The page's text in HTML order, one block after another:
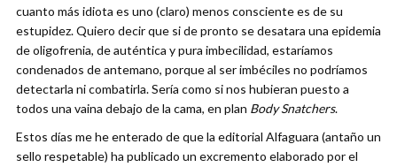
cuanto más idiota es uno (claro) menos consciente es de su
estupidez. Quiero decir que si de pronto se desatara una epidemia
de oligofrenia, de auténtica y pura imbecilidad, estaríamos
condenados de antemano, porque al ser imbéciles no podríamos
detectarla ni combatirla. Sería como si nos hubieran puesto a
todos una vaina debajo de la cama, en plan Body Snatchers.
Estos días me he enterado de que la editorial Alfaguara (antaño un
sello respetable) ha publicado un excremento elaborado por el